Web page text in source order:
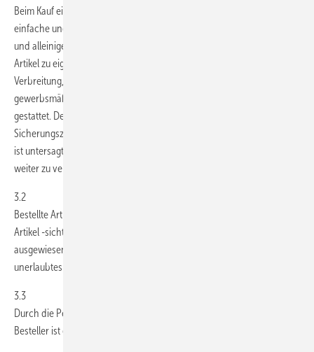
Beim Kauf eines Download-Artikels räumt GEM dem Besteller das
einfache und nicht übertragbare Nutzungsrecht zum persönlichen
und alleinigen Gebrauch ein. Der Besteller ist berechtigt, den digitalen
Artikel zu eigenen Zwecken zu nutzen. Unabhängig davon ist jede
Verbreitung, Veröffentlichung, Vervielfältigung und/oder
gewerbsmäßige Nutzung nur mit schriftlicher Genehmigung von GEM
gestattet. Der Besteller ist nur berechtigt, Kopien zu
Sicherungszwecken herzustellen. Jede andere Art der Vervielfältigung
ist untersagt. Der Besteller ist nicht befugt, den erworbenen Artikel
weiter zu veräußern oder in anderer Weise darüber zu verfügen.
3.2
Bestellte Artikel sind personalisiert, d. h. der Besteller wird in dem
Artikel -sichtbar und unsichtbar- als alleiniger Nutzungsberechtigter
ausgewiesen. Durch diese Kennzeichnung wird ein Artikel auch gegen
unerlaubtes Kopieren und/oder Verbreiten gesichert.
3.3
Durch die Personalisierung des bestellten Artikels exklusiv für den
Besteller ist eine anderweitige Nutzung für GEM nicht möglich.